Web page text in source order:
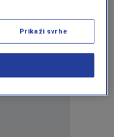
Prikaži svrhe